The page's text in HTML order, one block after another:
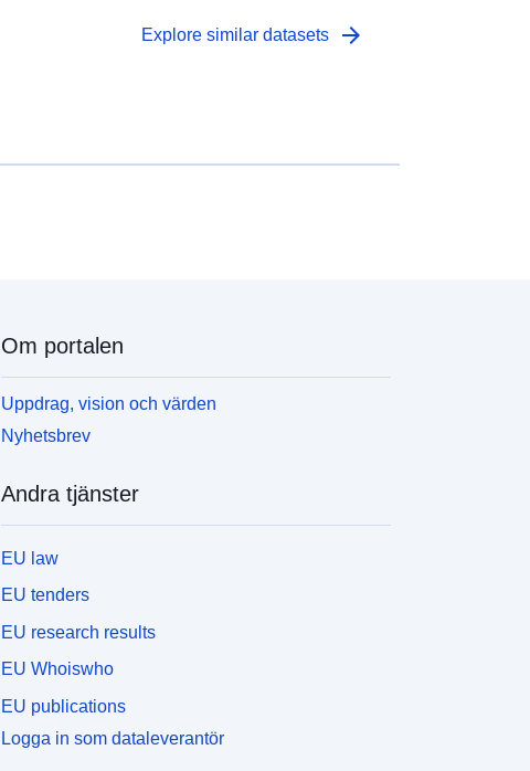
30 cm-skiktet och har tillskrivits cellen genom
Explore similar datasets arrow_forward
Om portalen
Uppdrag, vision och värden
Nyhetsbrev
Andra tjänster
EU law
EU tenders
EU research results
EU Whoiswho
EU publications
Logga in som dataleverantör